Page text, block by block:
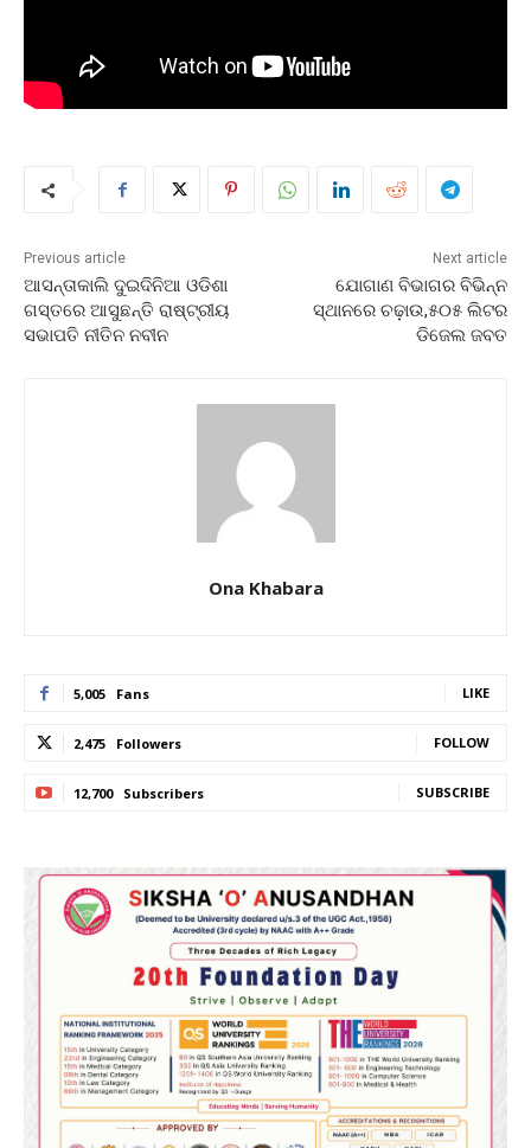
Previous article
ଆସନ୍ତାକାଲି ଦୁଇଦିନିଆ ଓଡିଶା
ଗସ୍ତରେ ଆସୁଛନ୍ତି ରାଷ୍ଟ୍ରୀୟ
ସଭାପତି ନୀତିନ ନବୀନ
Next article
ଯୋଗାଣ ବିଭାଗର ବିଭିନ୍ନ
ସ୍ଥାନରେ ଚଢ଼ାଉ,୫୦୫ ଲିଟର
ଡିଜେଲ ଜବତ
Ona Khabara
5,005 Fans LIKE
2,475 Followers FOLLOW
12,700 Subscribers SUBSCRIBE